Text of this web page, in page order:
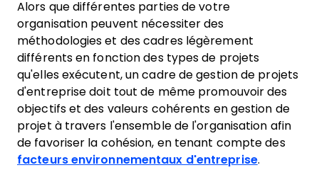
Alors que différentes parties de votre
organisation peuvent nécessiter des
méthodologies et des cadres légèrement
différents en fonction des types de projets
qu'elles exécutent, un cadre de gestion de projets
d'entreprise doit tout de même promouvoir des
objectifs et des valeurs cohérents en gestion de
projet à travers l'ensemble de l'organisation afin
de favoriser la cohésion, en tenant compte des
facteurs environnementaux d'entreprise.